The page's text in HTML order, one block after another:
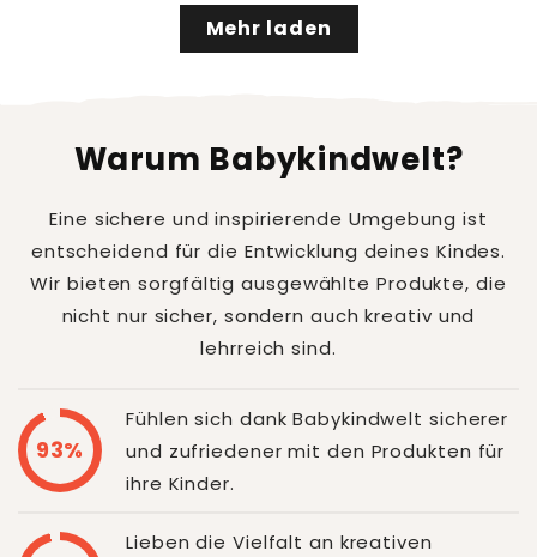
Mehr laden
Warum Babykindwelt?
Eine sichere und inspirierende Umgebung ist
entscheidend für die Entwicklung deines Kindes.
Wir bieten sorgfältig ausgewählte Produkte, die
nicht nur sicher, sondern auch kreativ und
lehrreich sind.
93%
Fühlen sich dank Babykindwelt sicherer
und zufriedener mit den Produkten für
ihre Kinder.
Lieben die Vielfalt an kreativen